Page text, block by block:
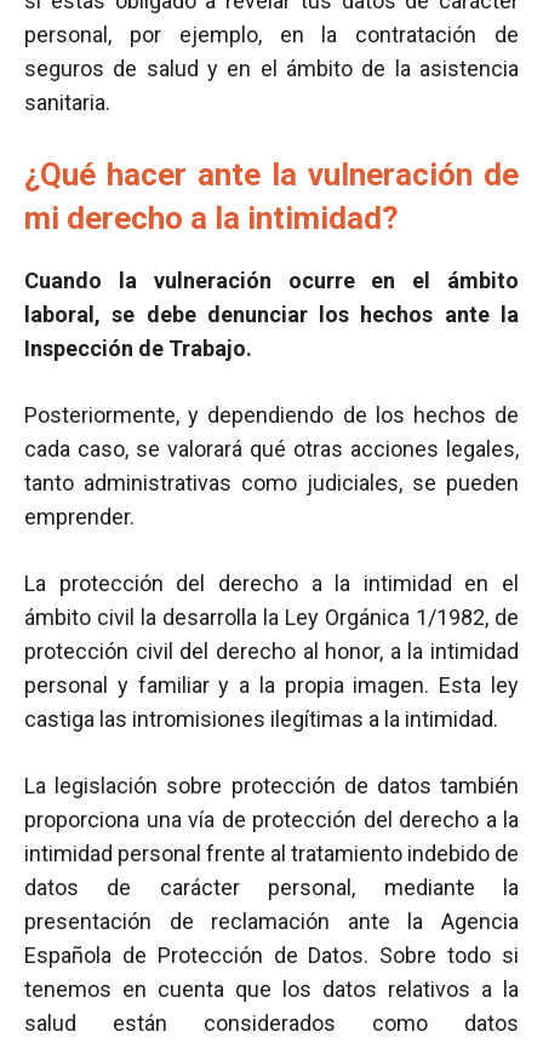
personal, por ejemplo, en la contratación de
seguros de salud y en el ámbito de la asistencia
sanitaria.
¿Qué hacer ante la vulneración de
mi derecho a la intimidad?
Cuando la vulneración ocurre en el ámbito
laboral, se debe denunciar los hechos ante la
Inspección de Trabajo.
Posteriormente, y dependiendo de los hechos de
cada caso, se valorará qué otras acciones legales,
tanto administrativas como judiciales, se pueden
emprender.
La protección del derecho a la intimidad en el
ámbito civil la desarrolla la Ley Orgánica 1/1982, de
protección civil del derecho al honor, a la intimidad
personal y familiar y a la propia imagen. Esta ley
castiga las intromisiones ilegítimas a la intimidad.
La legislación sobre protección de datos también
proporciona una vía de protección del derecho a la
intimidad personal frente al tratamiento indebido de
datos de carácter personal, mediante la
presentación de reclamación ante la Agencia
Española de Protección de Datos. Sobre todo si
tenemos en cuenta que los datos relativos a la
salud están considerados como datos